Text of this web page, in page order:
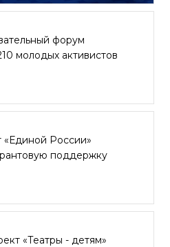
форум
молодых активистов
«Единой России»
поддержку
«Театры - детям»